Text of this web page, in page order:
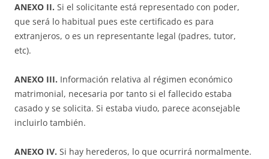
ANEXO II. Si el solicitante está representado con poder,
que será lo habitual pues este certificado es para
extranjeros, o es un representante legal (padres, tutor,
etc).
ANEXO III. Información relativa al régimen económico
matrimonial, necesaria por tanto si el fallecido estaba
casado y se solicita. Si estaba viudo, parece aconsejable
incluirlo también.
ANEXO IV. Si hay herederos, lo que ocurrirá normalmente.